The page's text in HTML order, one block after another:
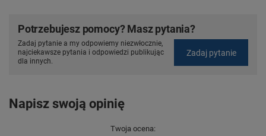
Potrzebujesz pomocy? Masz pytania?
Zadaj pytanie a my odpowiemy niezwłocznie,
najciekawsze pytania i odpowiedzi publikując
dla innych.
Zadaj pytanie
Napisz swoją opinię
Twoja ocena: